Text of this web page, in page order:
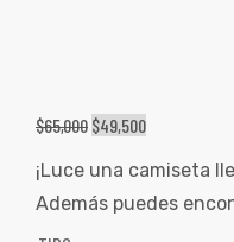
$65,000 $49,500
¡Luce una camiseta
Además puedes
Store